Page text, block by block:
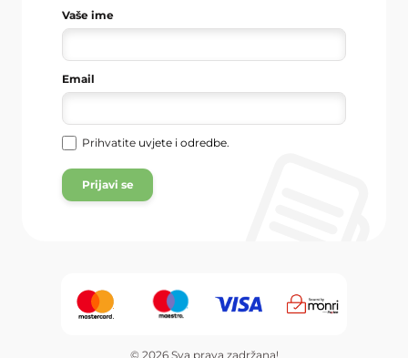
Vaše ime
Email
Prihvatite uvjete i odredbe.
Prijavi se
© 2026 Sva prava zadržana!